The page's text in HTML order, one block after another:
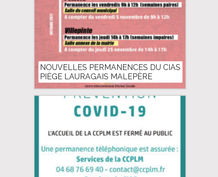
NOUVELLES PERMANENCES DU CIAS
PIÈGE LAURAGAIS MALEPÈRE